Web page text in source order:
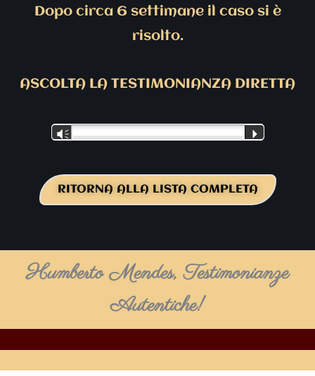
Dopo circa 6 settimane il caso si è
risolto.
ASCOLTA LA TESTIMONIANZA DIRETTA
Vm P
RITORNA ALLA LISTA COMPLETA
Humberto Mendes, Testimonianze
Autentiche!